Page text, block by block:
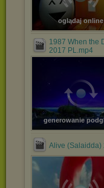
oglądaj online
1987 When the
2017 PL.mp4
generowanie
Alive (Salaidda)